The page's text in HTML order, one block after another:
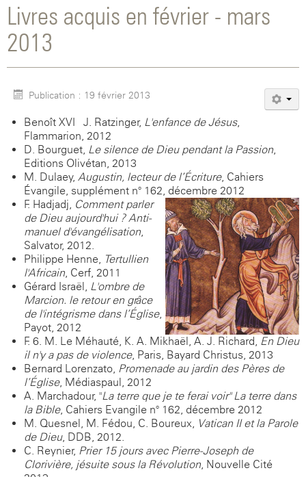
Livres acquis en février - mars
2013
Publication : 19 février 2013
Benoît XVI - J. Ratzinger, L'enfance de Jésus,
Flammarion, 2012
D. Bourguet, Le silence de Dieu pendant la Passion,
Editions Olivétan, 2013
M. Dulaey, Augustin, lecteur de l’Écriture, Cahiers
Évangile, supplément n° 162, décembre 2012
F. Hadjadj, Comment parler
de Dieu aujourd'hui ? Anti-
manuel d'évangélisation,
Salvator, 2012.
Philippe Henne, Tertullien
l'Africain, Cerf, 2011
Gérard Israël, L'ombre de
Marcion. le retour en grâce
de l'intégrisme dans l’Église,
Payot, 2012
F. 6. M. Le Méhauté, K. A. Mikhaël, A. J. Richard, En Dieu
il n'y a pas de violence, Paris, Bayard Christus, 2013
Bernard Lorenzato, Promenade au jardin des Pères de
l’Église, Médiaspaul, 2012
A. Marchadour, "La terre que je te ferai voir" La terre dans
la Bible, Cahiers Evangile n° 162, décembre 2012
M. Quesnel, M. Fédou, C. Boureux, Vatican II et la Parole
de Dieu, DDB, 2012.
C. Reynier, Prier 15 jours avec Pierre-Joseph de
Clorivière, jésuite sous la Révolution, Nouvelle Cité